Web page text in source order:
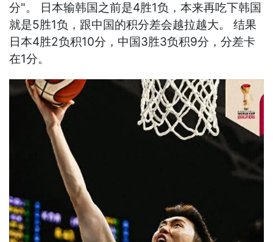
分"。 日本输韩国之前是4胜1负，本来再吃下韩国
就是5胜1负，跟中国的积分差会越拉越大。 结果
日本4胜2负积10分，中国3胜3负积9分，分差卡
在1分。